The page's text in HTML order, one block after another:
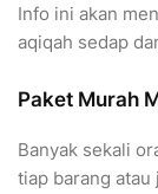
Info ini akan
aqiqah sedap
Paket Murah
Banyak sekali
tiap barang